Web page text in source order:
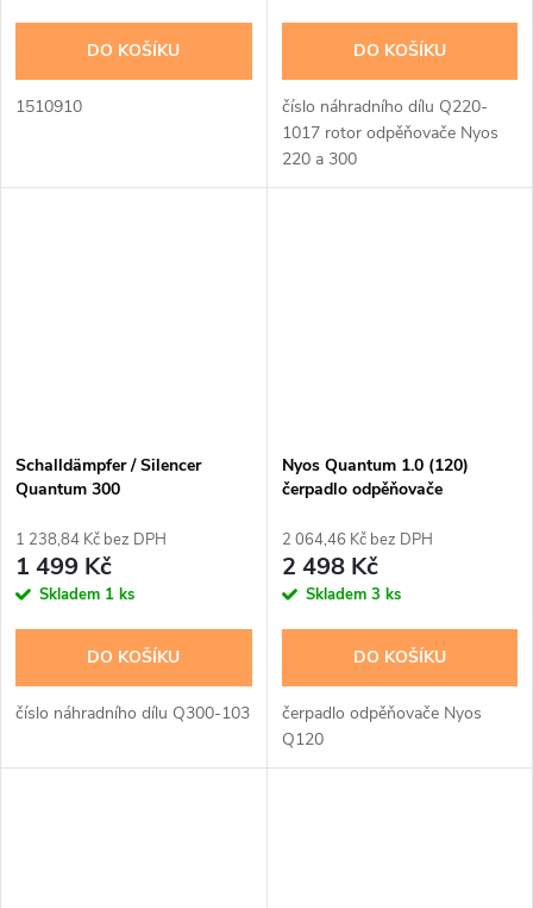
DO KOŠÍKU
1510910
DO KOŠÍKU
číslo náhradního dílu Q220-
1017 rotor odpěňovače Nyos
220 a 300
Schalldämpfer / Silencer
Quantum 300
1 238,84 Kč bez DPH
1 499 Kč
Skladem 1 ks
DO KOŠÍKU
číslo náhradního dílu Q300-103
Nyos Quantum 1.0 (120)
čerpadlo odpěňovače
2 064,46 Kč bez DPH
2 498 Kč
Skladem 3 ks
DO KOŠÍKU
čerpadlo odpěňovače Nyos
Q120